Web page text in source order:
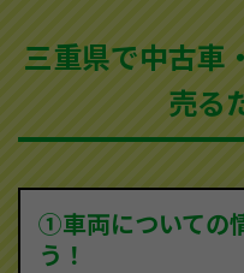
買取可能です。
ソコカラは世界１１０
を持ち、国内に自社物
を実現し、お客様に利
す。
三重県で中古車
売る
①車両についての
う！